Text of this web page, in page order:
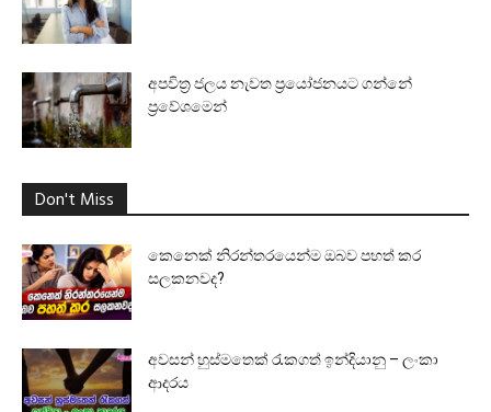
අපවිත්‍ර ජලය නැවත ප්‍රයෝජනයට ගන්නේ
ප්‍රවේශමෙන්
Don't Miss
කෙනෙක් නිරන්තරයෙන්ම ඔබව පහත් කර
සලකනවද?
අවසන් හුස්මතෙක් රැකගත් ඉන්දියානු – ලංකා
ආදරය